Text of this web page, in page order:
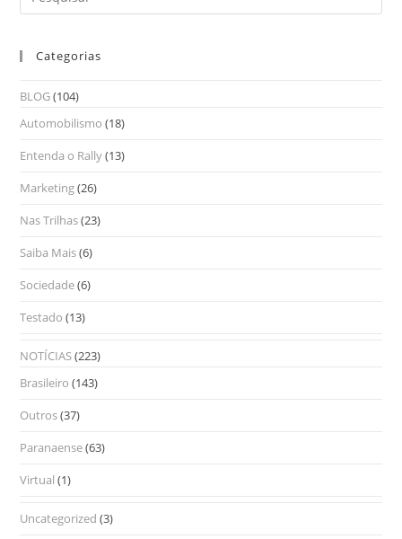
Categorias
BLOG(104)
Automobilismo (18)
Entenda o Rally(13)
Marketing(26)
Nas Trilhas(23)
Saiba Mais(6)
Sociedade(6)
Testado (13)
NOTÍCIAS(223)
Brasileiro (143)
Outros(37)
Paranaense(63)
Virtual (1)
Uncategorized (3)